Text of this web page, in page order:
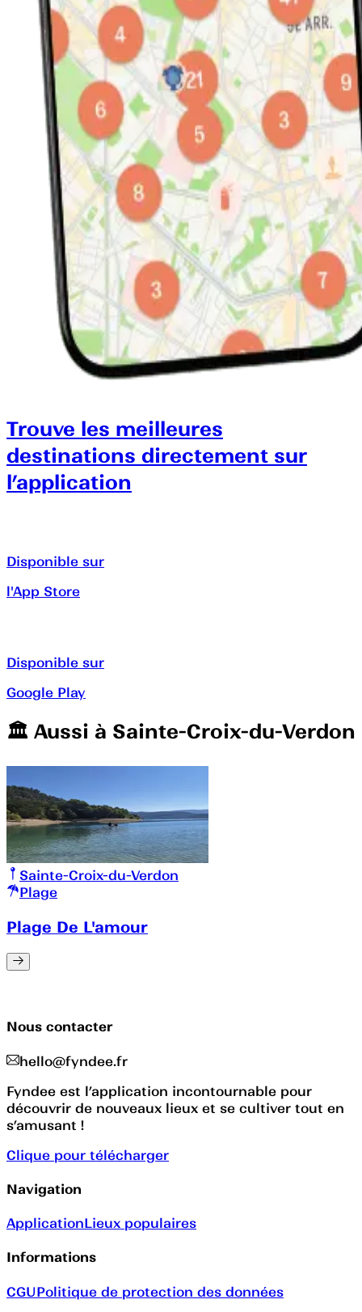
Trouve les meilleures
destinations directement sur
l’application
Disponible sur
l'App Store
Disponible sur
Google Play
🏛️️ Aussi à Sainte-Croix-du-Verdon
Sainte-Croix-du-Verdon
Plage
Plage De L'amour
Nous contacter
hello@fyndee.fr
Fyndee est l’application incontournable pour
découvrir de nouveaux lieux et se cultiver tout en
s’amusant !
Clique pour télécharger
Navigation
ApplicationLieux populaires
Informations
CGUPolitique de protection des données